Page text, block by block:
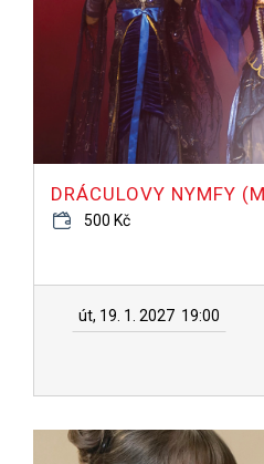
DRÁCULOVY NYMFY
500 Kč
út, 19. 1. 2027 19:00